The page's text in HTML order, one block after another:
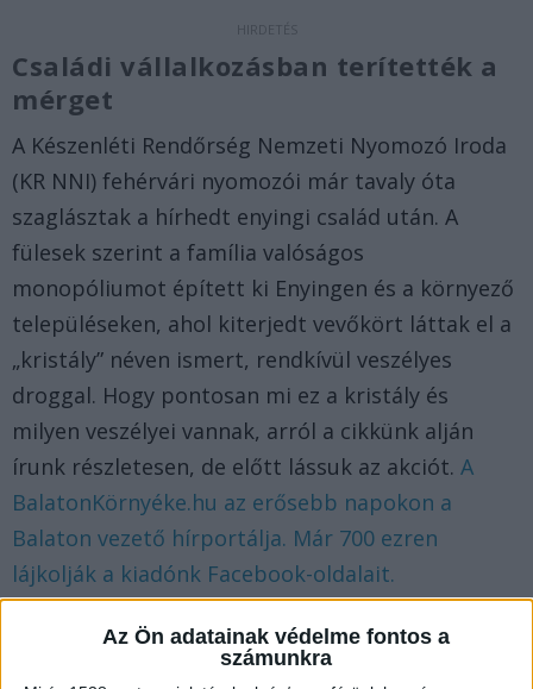
Az Ön adatainak védelme fontos a
számunkra
Családi vállalkozásban terítették a
mérget
A Készenléti Rendőrség Nemzeti Nyomozó Iroda
(KR NNI) fehérvári nyomozói már tavaly óta
szaglásztak a hírhedt enyingi család után. A
fülesek szerint a família valóságos
monopóliumot épített ki Enyingen és a környező
településeken, ahol kiterjedt vevőkört láttak el a
„kristály” néven ismert, rendkívül veszélyes
droggal. Hogy pontosan mi ez a kristály és
milyen veszélyei vannak, arról a cikkünk alján
írunk részletesen, de előtt lássuk az akciót. A
BalatonKörnyéke.hu az erősebb napokon a
Balaton vezető hírportálja. Már 700 ezren
lájkolják a kiadónk Facebook-oldalait.
Gyerek kezébe adták a drogot